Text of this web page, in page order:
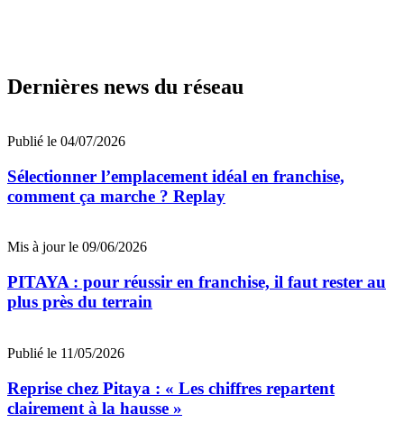
Dernières news du réseau
Publié le 04/07/2026
Sélectionner l’emplacement idéal en franchise,
comment ça marche ? Replay
Mis à jour le 09/06/2026
PITAYA : pour réussir en franchise, il faut rester au
plus près du terrain
Publié le 11/05/2026
Reprise chez Pitaya : « Les chiffres repartent
clairement à la hausse »